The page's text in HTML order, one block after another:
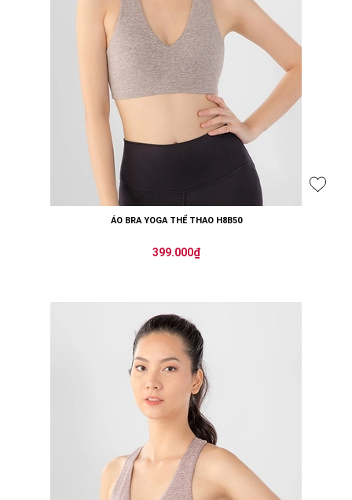
ÁO BRA YOGA THỂ THAO H8B50
399.000₫